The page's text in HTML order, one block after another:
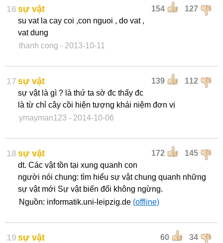
16 154 127
sự vật
su vat la cay coi ,con nguoi , do vat ,
vat dung
thanh cong - 2013-10-11
17 139 112
sự vật
sự vật là gì ? là thứ ta sờ đc thấy đc
là từ chỉ cây cồi hiện tượng khái niệm đơn vị
ymayman123 - 2014-10-06
18 172 145
sự vật
dt. Các vật tồn tại xung quanh con
người nói chung: tìm hiểu sự vật chung quanh những
sự vật mới Sự vật biến đổi không ngừng.
Nguồn: informatik.uni-leipzig.de (offline)
19 60 34
sự vật